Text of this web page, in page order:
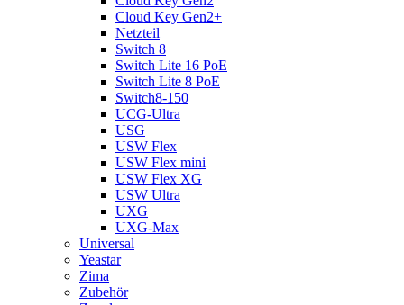
Cloud Key Gen2+
Netzteil
Switch 8
Switch Lite 16 PoE
Switch Lite 8 PoE
Switch8-150
UCG-Ultra
USG
USW Flex
USW Flex mini
USW Flex XG
USW Ultra
UXG
UXG-Max
Universal
Yeastar
Zima
Zubehör